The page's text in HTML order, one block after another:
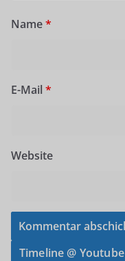
Name*
E-Mail *
Website
Timeline @ Youtube